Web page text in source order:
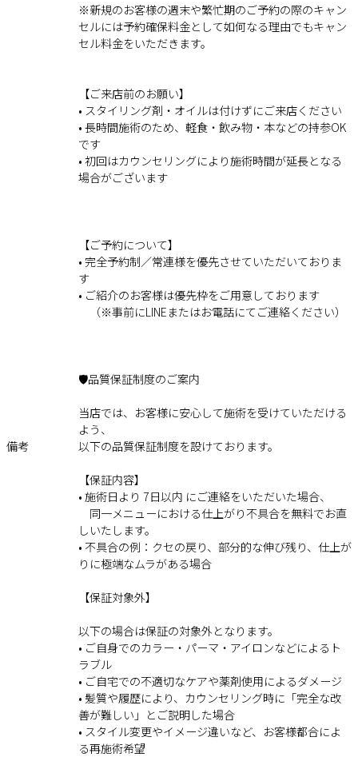
備考
※新規のお客様の週末や繁忙期のご予約の際のキャン
セルには予約確保料金として如何なる理由でもキャン
セル料金をいただきます。
【ご来店前のお願い】
• スタイリング剤・オイルは付けずにご来店ください
• 長時間施術のため、軽食・飲み物・本などの持参OK
です
• 初回はカウンセリングにより施術時間が延長となる
場合がございます
【ご予約について】
• 完全予約制／常連様を優先させていただいておりま
す
• ご紹介のお客様は優先枠をご用意しております
（※事前にLINEまたはお電話にてご連絡ください）
🛡️品質保証制度のご案内
当店では、お客様に安心して施術を受けていただける
よう、
以下の品質保証制度を設けております。
【保証内容】
• 施術日より 7日以内 にご連絡をいただいた場合、
同一メニューにおける仕上がり不具合を無料でお直
しいたします。
• 不具合の例：クセの戻り、部分的な伸び残り、仕上が
りに極端なムラがある場合
【保証対象外】
以下の場合は保証の対象外となります。
• ご自身でのカラー・パーマ・アイロンなどによるト
ラブル
• ご自宅での不適切なケアや薬剤使用によるダメージ
• 髪質や履歴により、カウンセリング時に「完全な改
善が難しい」とご説明した場合
• スタイル変更やイメージ違いなど、お客様都合によ
る再施術希望